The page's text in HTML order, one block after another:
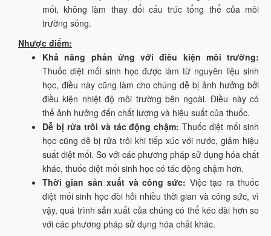
mối, không làm thay đổi cấu trúc tổng thể của môi
trường sống.
Nhược điểm:
Khả năng phản ứng với điều kiện môi trường:
Thuốc diệt mối sinh học được làm từ nguyên liệu sinh
học, điều này cũng làm cho chúng dễ bị ảnh hưởng bởi
điều kiện nhiệt độ môi trường bên ngoài. Điều này có
thể ảnh hưởng đến chất lượng và hiệu suất của thuốc.
Dễ bị rửa trôi và tác động chậm: Thuốc diệt mối sinh
học cũng dễ bị rửa trôi khi tiếp xúc với nước, giảm hiệu
suất diệt mối. So với các phương pháp sử dụng hóa chất
khác, thuốc diệt mối sinh học có tác động chậm hơn.
Thời gian sản xuất và công sức: Việc tạo ra thuốc
diệt mối sinh học đòi hỏi nhiều thời gian và công sức, vì
vậy, quá trình sản xuất của chúng có thể kéo dài hơn so
với các phương pháp sử dụng hóa chất khác.